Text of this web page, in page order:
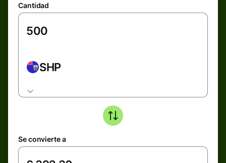
Cantidad
SHP
Se convierte a